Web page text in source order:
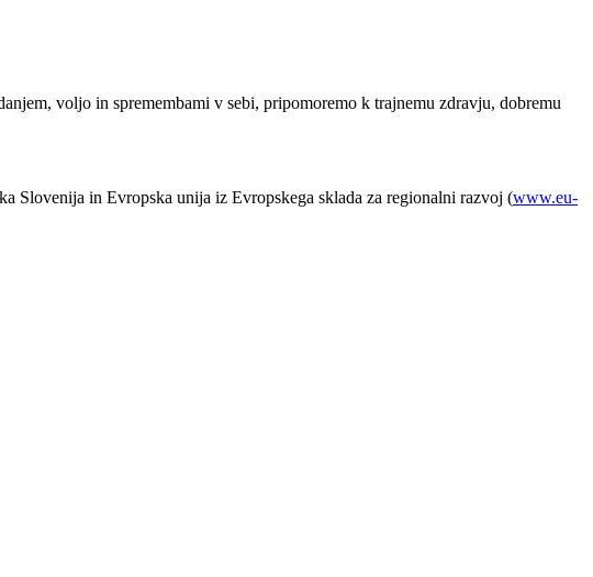
voljo in spremembami v sebi, pripomoremo k trajnemu zdravju, dobremu
Slovenija in Evropska unija iz Evropskega sklada za regionalni razvoj (www.eu-